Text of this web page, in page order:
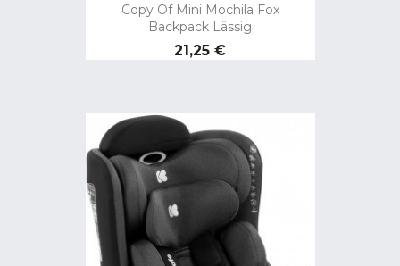
Copy Of Mini Mochila Fox
Backpack Lässig
Preço
21,25 €